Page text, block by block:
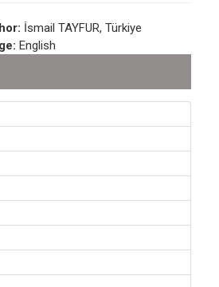
İsmail TAYFUR, Türkiye
English